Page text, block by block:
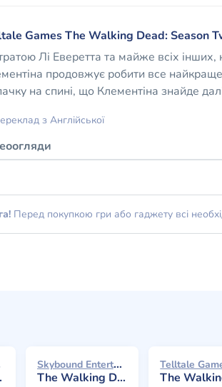
Games The Walking Dead: Season
Лі Еверетта та майже всіх
продовжує робити все
на спині, що Клементіна знайде
з Англійської
Перед покупкою гри або гаджету всі
Skybound Entertainment 2018
The Walking Dead: The Final Season - Episode 1: Done Running
The Walking Dead: Season Two - Episode